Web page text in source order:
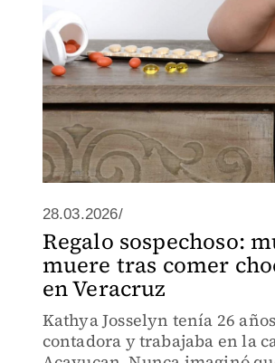
28.03.2026/
Regalo sospechoso:
muere tras comer
en Veracruz
Kathya Josselyn tenía 26
contadora y trabajaba en la